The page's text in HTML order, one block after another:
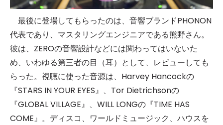
最後に登場してもらったのは、音響ブランドPHONON
代表であり、マスタリングエンジニアである熊野さん。
彼は、ZEROの音響設計などには関わってはいないた
め、いわゆる第三者の目（耳）として、レビューしても
らった。視聴に使った音源は、Harvey Hancockの
『STARS IN YOUR EYES』、Tor Dietrichsonの
『GLOBAL VILLAGE』、WILL LONGの『TIME HAS
COME』。ディスコ、ワールドミュージック、ハウスを